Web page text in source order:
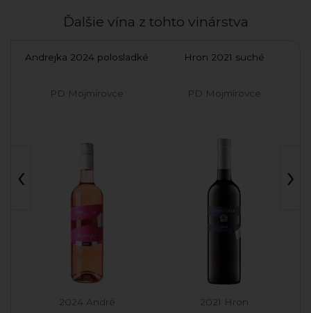
Ďalšie vína z tohto vinárstva
Andrejka 2024 polosladké
PD Mojmírovce
2024 André
Hron 2021 suché
PD Mojmírovce
2021 Hron
‹ ›